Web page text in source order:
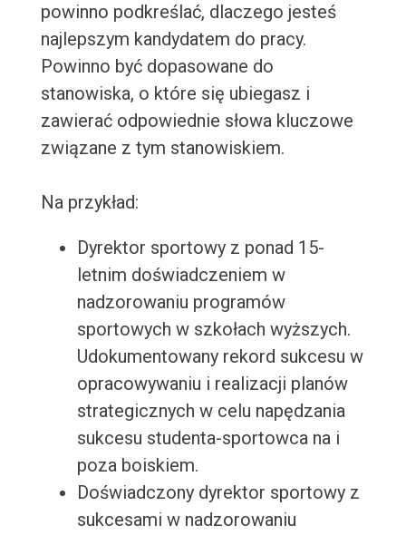
powinno podkreślać, dlaczego jesteś
najlepszym kandydatem do pracy.
Powinno być dopasowane do
stanowiska, o które się ubiegasz i
zawierać odpowiednie słowa kluczowe
związane z tym stanowiskiem.
Na przykład:
Dyrektor sportowy z ponad 15-
letnim doświadczeniem w
nadzorowaniu programów
sportowych w szkołach wyższych.
Udokumentowany rekord sukcesu w
opracowywaniu i realizacji planów
strategicznych w celu napędzania
sukcesu studenta-sportowca na i
poza boiskiem.
Doświadczony dyrektor sportowy z
sukcesami w nadzorowaniu